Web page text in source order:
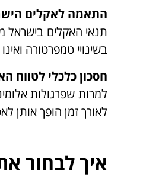
התאמה לאקלים
תנאי האקלים בישראל
בשינויי טמפרטורה
חסכון כלכלי לטווח
למרות שפרגולות
לאורך זמן הופך אותן
איך לבחור